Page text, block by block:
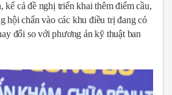
kể cả đề nghị triển khai thêm điểm cầu,
hội chẩn vào các khu điều trị đang có
đổi so với phương án kỹ thuật ban